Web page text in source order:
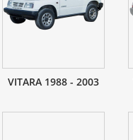
VITARA 1988 - 2003